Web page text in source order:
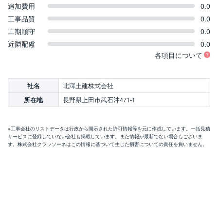
追加費用
0.0
工事品質
0.0
工期順守
0.0
近隣配慮
0.0
各項目について
社名 北澤土建株式会社
所在地 長野県上田市武石沖471-1
※工事会社のリストデータは行政から開示された許可情報等を元に作成しています。一括見積
サービスに登録していない会社も掲載しています。また情報が最新でない場合もございま
す。株式会社クラッソーネはこの情報に基づいて生じた損害についての責任を負いません。